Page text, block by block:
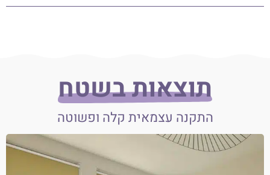
תוצאות בשטח
התקנה עצמאית קלה ופשוטה